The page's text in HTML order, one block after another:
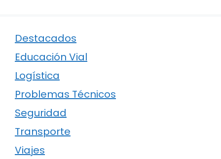
Destacados
Educación Vial
Logística
Problemas Técnicos
Seguridad
Transporte
Viajes